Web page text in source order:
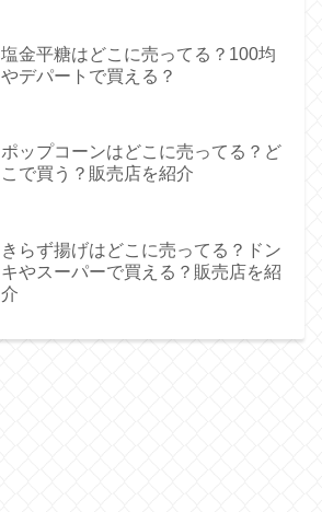
塩金平糖はどこに売ってる？100均
やデパートで買える？
ポップコーンはどこに売ってる？ど
こで買う？販売店を紹介
きらず揚げはどこに売ってる？ドン
キやスーパーで買える？販売店を紹
介